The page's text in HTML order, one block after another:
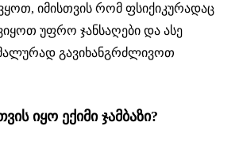
იმისთვის რომ ფსიქიკურადაც
უფრო ჯანსაღები და ასე
გავიხანგრძლივოთ
იყო ექიმი ჯამბაზი?